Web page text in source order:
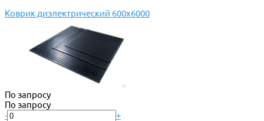
Коврик диэлектрический 600х6000
По запросу
По запросу
-
+